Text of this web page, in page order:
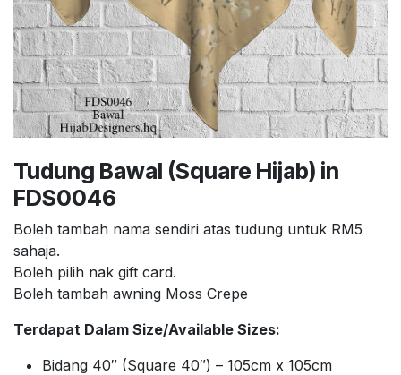
Tudung Bawal (Square Hijab) in
FDS0046
Boleh tambah nama sendiri atas tudung untuk RM5
sahaja.
Boleh pilih nak gift card.
Boleh tambah awning Moss Crepe
Terdapat Dalam Size/Available Sizes:
Bidang 40″ (Square 40″) – 105cm x 105cm